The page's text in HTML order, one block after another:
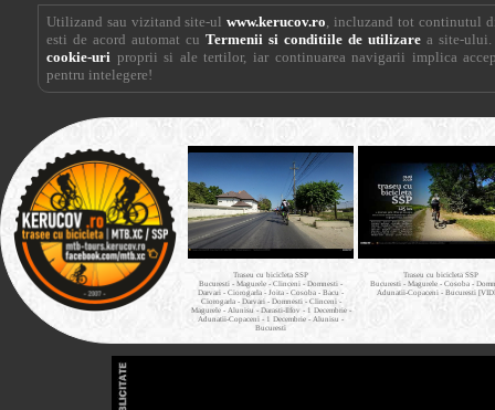
Utilizand sau vizitand site-ulwww.kerucov.ro, incluzand tot continutul
esti de acord automat cu Termenii si conditiile de utilizare a site-ului.
cookie-uri proprii si ale tertilor, iar continuarea navigarii implica
pentru intelegere!
Traseu cu bicicleta SSP
Bucuresti - Magurele - Clinceni - Domnesti -
Darvari - Ciorogarla - Joita - Cosoba - Bacu -
Ciorogarla - Darvari - Domnesti - Clinceni -
Magurele - Alunisu - Darasti-Ilfov - 1 Decembrie -
Adunatii-Copaceni - 1 Decembrie - Alunisu -
Bucuresti
Traseu cu bicicleta SSP
Bucuresti - Magurele - Cosoba -
Adunatii-Copaceni - Bucuresti